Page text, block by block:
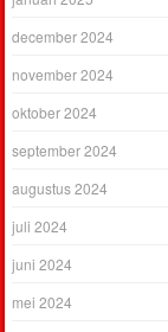
december 2024
november 2024
oktober 2024
september 2024
augustus 2024
juli 2024
juni 2024
mei 2024